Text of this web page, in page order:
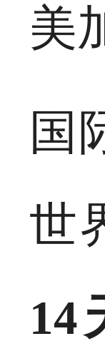
美
国
世
14